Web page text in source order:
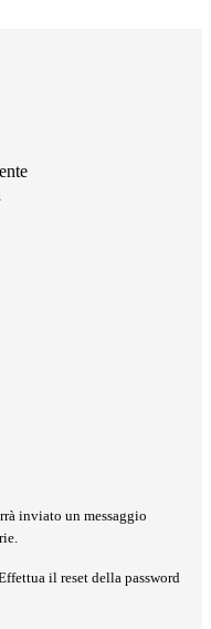
inviato un messaggio
il reset della password